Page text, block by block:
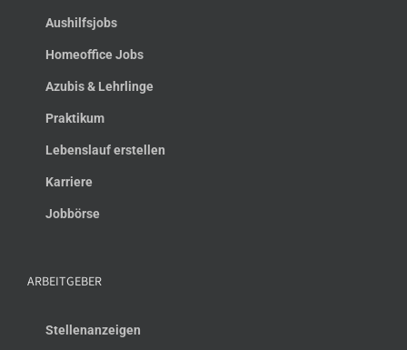
Aushilfsjobs
Homeoffice Jobs
Azubis & Lehrlinge
Praktikum
Lebenslauf erstellen
Karriere
Jobbörse
ARBEITGEBER
Stellenanzeigen